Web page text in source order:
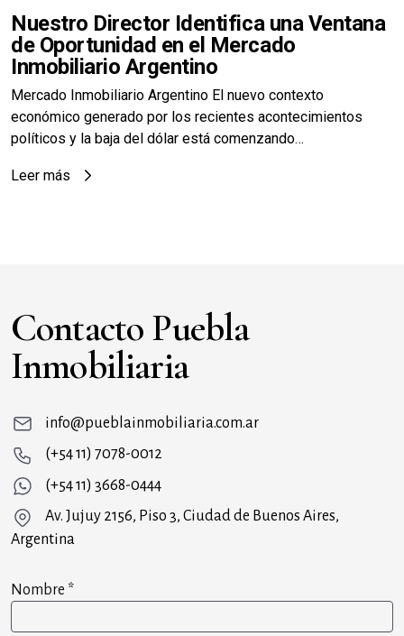
Nuestro Director Identifica una Ventana
de Oportunidad en el Mercado
Inmobiliario Argentino
Mercado Inmobiliario Argentino El nuevo contexto
económico generado por los recientes acontecimientos
políticos y la baja del dólar está comenzando…
Leer más
Contacto Puebla
Inmobiliaria
info@pueblainmobiliaria.com.ar
(+54 11) 7078-0012
(+54 11) 3668-0444
Av. Jujuy 2156, Piso 3, Ciudad de Buenos Aires,
Argentina
Nombre *